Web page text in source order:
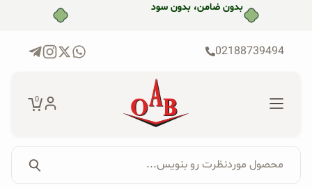
بدون ضامن، بدون سود
02188739494
0
جستجو...
محصول موردنظرت رو بنویس...